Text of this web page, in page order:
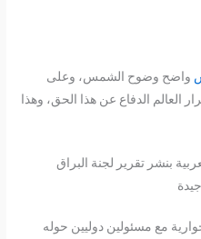
واضح وضوح الشمس، وعلى
العالم الدفاع عن هذا الحق، وهذا
بنشر تقرير لجنة البراق
مع مسئولين دوليين حوله